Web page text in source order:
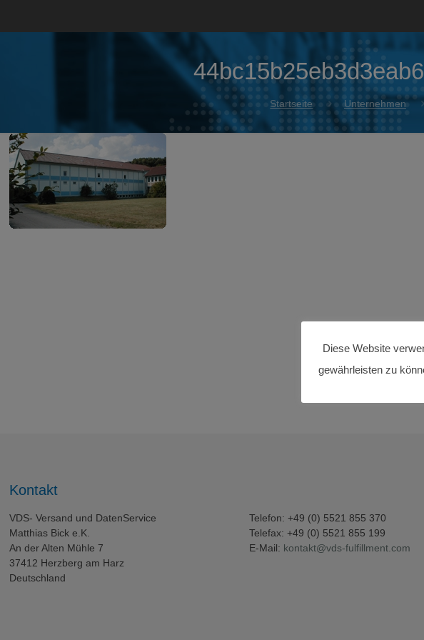
Startseite Unternehmen
Kontakt
VDS- Versand und DatenService
Matthias Bick e.K.
An der Alten Mühle 7
37412 Herzberg am Harz
Deutschland
Telefon: +49 (0) 5521 855 370
Telefax: +49 (0) 5521 855 199
E-Mail: kontakt@vds-fulfillment.com
Diese Website
gewährleisten zu